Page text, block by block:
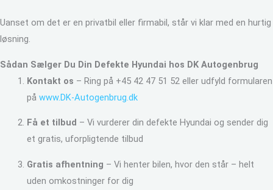
Uanset om det er en privatbil eller firmabil, står vi klar med en hurtig
løsning.
Sådan Sælger Du Din Defekte Hyundai hos DK Autogenbrug
Kontakt os – Ring på +45 42 47 51 52 eller udfyld formularen
på www.DK-Autogenbrug.dk
Få et tilbud – Vi vurderer din defekte Hyundai og sender dig
et gratis, uforpligtende tilbud
Gratis afhentning – Vi henter bilen, hvor den står – helt
uden omkostninger for dig